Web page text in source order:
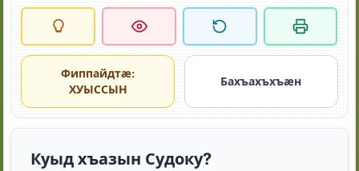
Фиппайдтӕ:
ХУЫССЫН
Бахъахъхъӕн
Куыд хъазын Судоку?